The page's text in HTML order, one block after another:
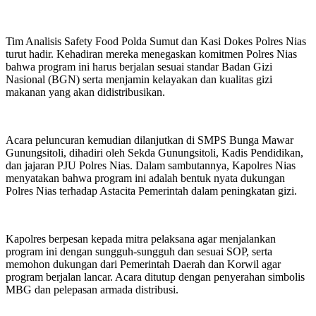
Tim Analisis Safety Food Polda Sumut dan Kasi Dokes Polres Nias
turut hadir. Kehadiran mereka menegaskan komitmen Polres Nias
bahwa program ini harus berjalan sesuai standar Badan Gizi
Nasional (BGN) serta menjamin kelayakan dan kualitas gizi
makanan yang akan didistribusikan.
Acara peluncuran kemudian dilanjutkan di SMPS Bunga Mawar
Gunungsitoli, dihadiri oleh Sekda Gunungsitoli, Kadis Pendidikan,
dan jajaran PJU Polres Nias. Dalam sambutannya, Kapolres Nias
menyatakan bahwa program ini adalah bentuk nyata dukungan
Polres Nias terhadap Astacita Pemerintah dalam peningkatan gizi.
Kapolres berpesan kepada mitra pelaksana agar menjalankan
program ini dengan sungguh-sungguh dan sesuai SOP, serta
memohon dukungan dari Pemerintah Daerah dan Korwil agar
program berjalan lancar. Acara ditutup dengan penyerahan simbolis
MBG dan pelepasan armada distribusi.